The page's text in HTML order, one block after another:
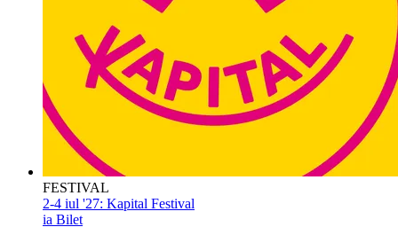
FESTIVAL
2-4 iul '27: Kapital Festival
ia Bilet